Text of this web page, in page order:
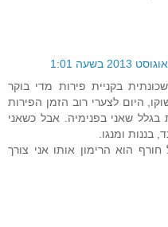
בקניית פירות מדי בוקר
היום לצערי רוב הזמן הפירות
בגלל שאני בפנימיה. אבל כשאני
בננות ומנגו.
הוא הרימון אותו אני צורך